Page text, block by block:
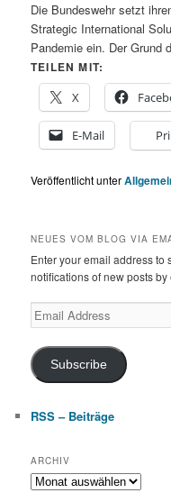
Die Bundeswehr setzt
Strategic International
Pandemie ein. Der Grund
TEILEN MIT:
X
E-Mail
Veröffentlicht unter
NEUES VOM BLOG VIA
Enter your email address to
notifications of new posts by
Email
Address
Subscribe
RSS – Beiträge
ARCHIV
Archiv